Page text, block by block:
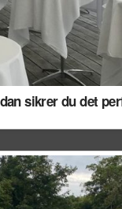
sikrer du det